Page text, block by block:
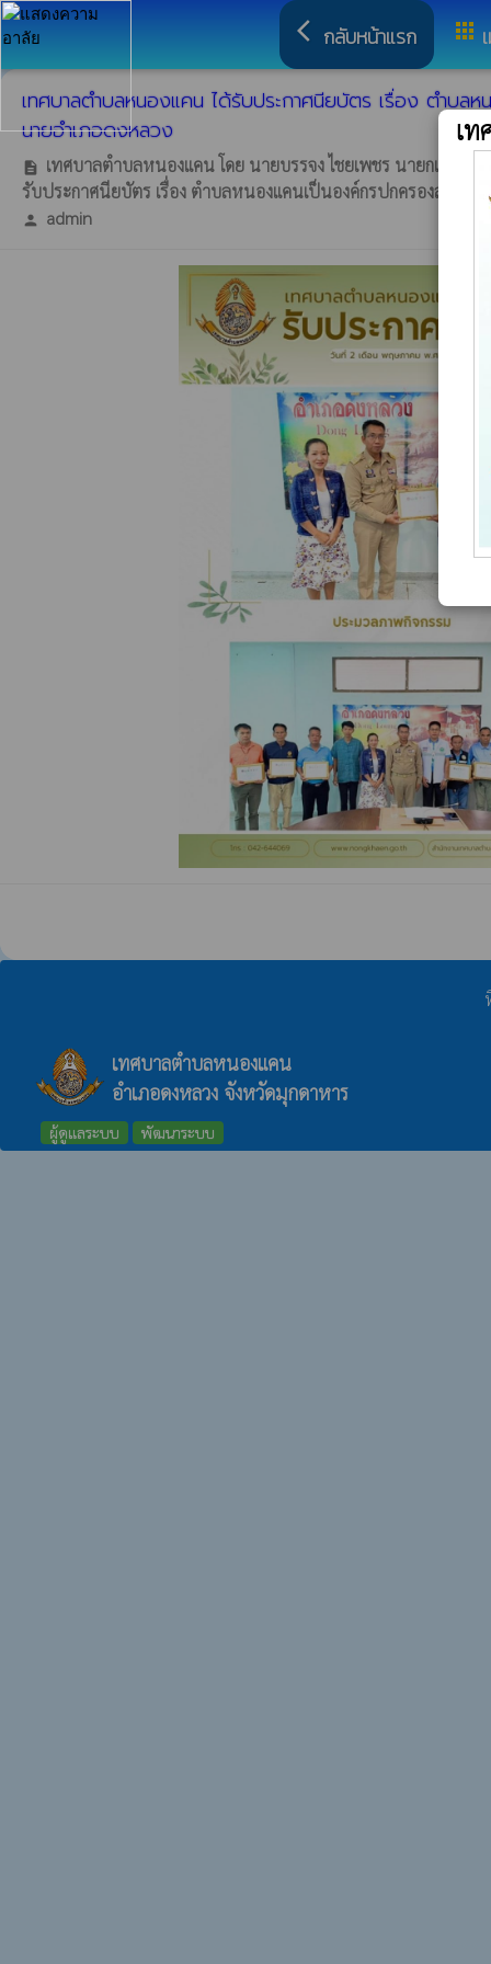
arrow_back_ios กลับหน้าแรก apps
เทศบาลตำบลหนองแคน ได้รับประกาศนียบัตร เรื่อง ตำบ
นายอำเภอดงหลวง
description เทศบาลตำบลหนองแคน โดย นายบรรจง ไชยเพชร นายกเทศ
รับประกาศนียบัตร เรื่อง ตำบลหนองแคนเป็นองค์กรปกครองส่วน
person admin
เทศบาลตำบลหนองแคน
อำเภอดงหลวง จังหวัดมุกดาหาร
ผู้ดูแลระบบ พัฒนาระบบ
เ